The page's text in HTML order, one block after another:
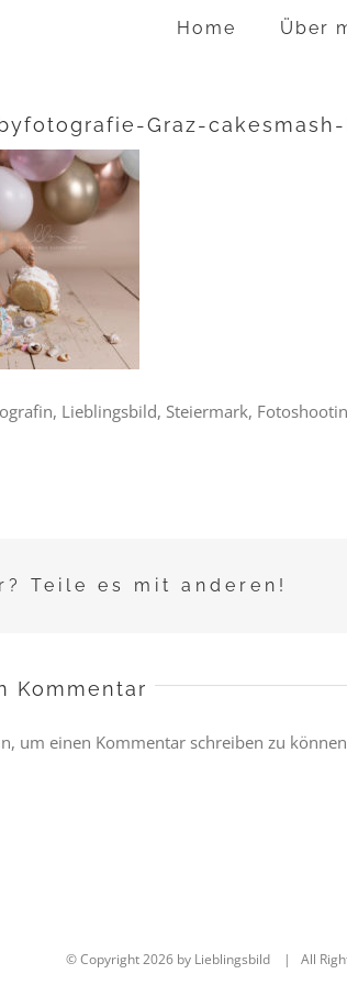
Home Über
Graz-
Lieblingsbild, Steiermark,
Teile es mit anderen!
Kommentar
um einen Kommentar schreiben zu
© Copyright2026 by Lieblingsbild | All